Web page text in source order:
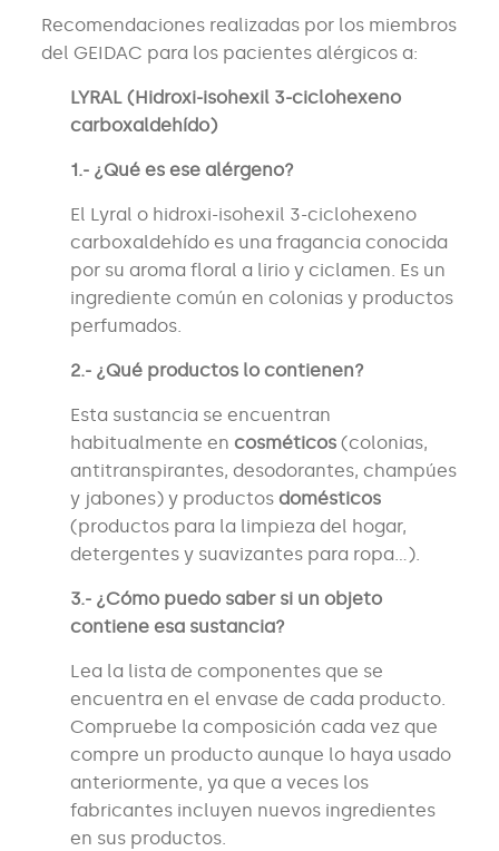
Recomendaciones realizadas por los miembros
del GEIDAC para los pacientes alérgicos a:
LYRAL (Hidroxi-isohexil 3-ciclohexeno
carboxaldehído)
1.- ¿Qué es ese alérgeno?
El Lyral o hidroxi-isohexil 3-ciclohexeno
carboxaldehído es una fragancia conocida
por su aroma floral a lirio y ciclamen. Es un
ingrediente común en colonias y productos
perfumados.
2.- ¿Qué productos lo contienen?
Esta sustancia se encuentran
habitualmente encosméticos (colonias,
antitranspirantes, desodorantes, champúes
y jabones) y productosdomésticos
(productos para la limpieza del hogar,
detergentes y suavizantes para ropa…).
3.- ¿Cómo puedo saber si un objeto
contiene esa sustancia?
Lea la lista de componentes que se
encuentra en el envase de cada producto.
Compruebe la composición cada vez que
compre un producto aunque lo haya usado
anteriormente, ya que a veces los
fabricantes incluyen nuevos ingredientes
en sus productos.